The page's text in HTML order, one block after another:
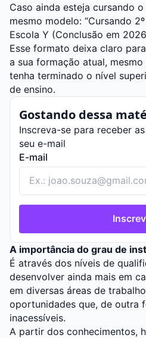
Caso ainda esteja cursando
mesmo modelo: “Cursando
Escola Y (Conclusão em
Esse formato deixa claro
a sua formação atual,
tenha terminado o nível
de ensino.
Gostando dessa
Inscreva-se para receber
seu e-mail
E-mail
A importância do grau de
É através dos níveis de
desenvolver ainda mais em
em diversas áreas de
oportunidades que, de outra
inacessíveis.
A partir dos conhecimentos,